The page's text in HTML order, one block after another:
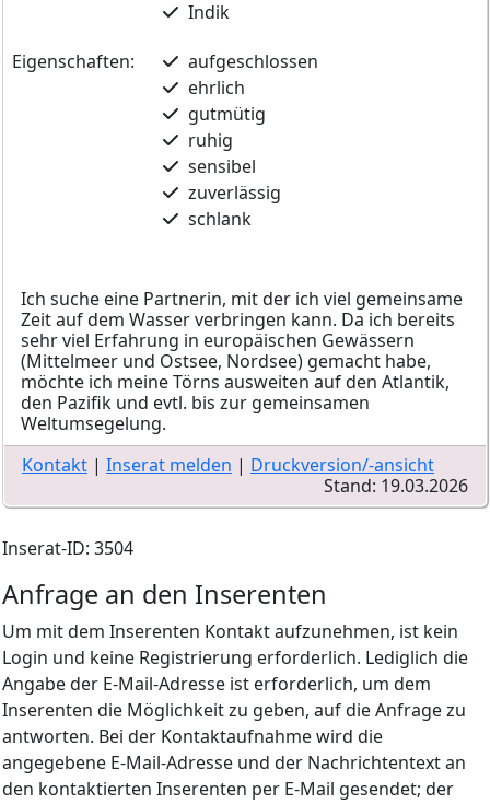
Indik
Eigenschaften:
aufgeschlossen
ehrlich
gutmütig
ruhig
sensibel
zuverlässig
schlank
Ich suche eine Partnerin, mit der ich viel gemeinsame
Zeit auf dem Wasser verbringen kann. Da ich bereits
sehr viel Erfahrung in europäischen Gewässern
(Mittelmeer und Ostsee, Nordsee) gemacht habe,
möchte ich meine Törns ausweiten auf den Atlantik,
den Pazifik und evtl. bis zur gemeinsamen
Weltumsegelung.
Kontakt | Inserat melden | Druckversion/-ansicht
Stand: 19.03.2026
Inserat-ID: 3504
Anfrage an den Inserenten
Um mit dem Inserenten Kontakt aufzunehmen, ist kein
Login und keine Registrierung erforderlich. Lediglich die
Angabe der E-Mail-Adresse ist erforderlich, um dem
Inserenten die Möglichkeit zu geben, auf die Anfrage zu
antworten. Bei der Kontaktaufnahme wird die
angegebene E-Mail-Adresse und der Nachrichtentext an
den kontaktierten Inserenten per E-Mail gesendet; der